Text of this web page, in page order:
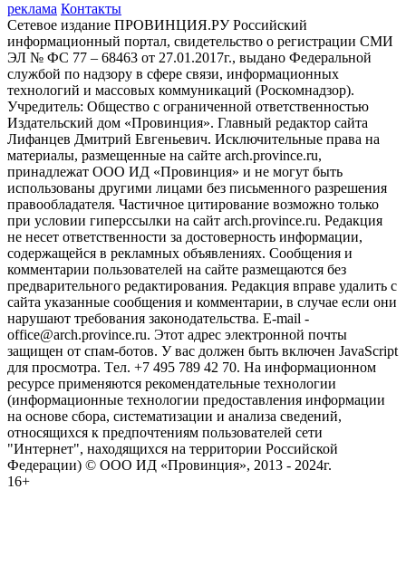
реклама Контакты
Сетевое издание ПРОВИНЦИЯ.РУ Российский
информационный портал, свидетельство о регистрации СМИ
ЭЛ № ФС 77 – 68463 от 27.01.2017г., выдано Федеральной
службой по надзору в сфере связи, информационных
технологий и массовых коммуникаций (Роскомнадзор).
Учредитель: Общество с ограниченной ответственностью
Издательский дом «Провинция». Главный редактор сайта
Лифанцев Дмитрий Евгеньевич. Исключительные права на
материалы, размещенные на сайте arch.province.ru,
принадлежат ООО ИД «Провинция» и не могут быть
использованы другими лицами без письменного разрешения
правообладателя. Частичное цитирование возможно только
при условии гиперссылки на сайт arch.province.ru. Редакция
не несет ответственности за достоверность информации,
содержащейся в рекламных объявлениях. Сообщения и
комментарии пользователей на сайте размещаются без
предварительного редактирования. Редакция вправе удалить с
сайта указанные сообщения и комментарии, в случае если они
нарушают требования законодательства. E-mail -
office@arch.province.ru. Этот адрес электронной почты
защищен от спам-ботов. У вас должен быть включен JavaScript
для просмотра. Tел. +7 495 789 42 70. На информационном
ресурсе применяются рекомендательные технологии
(информационные технологии предоставления информации
на основе сбора, систематизации и анализа сведений,
относящихся к предпочтениям пользователей сети
"Интернет", находящихся на территории Российской
Федерации) © ООО ИД «Провинция», 2013 - 2024г.
16+